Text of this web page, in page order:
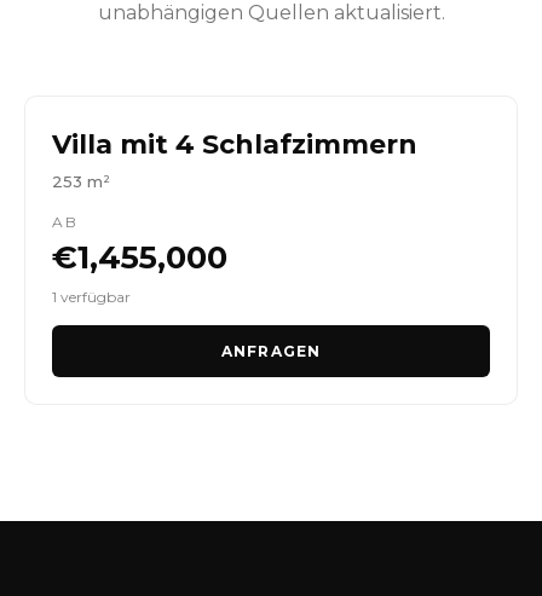
unabhängigen Quellen aktualisiert.
Villa mit 4 Schlafzimmern
253 m²
AB
€1,455,000
1 verfügbar
ANFRAGEN